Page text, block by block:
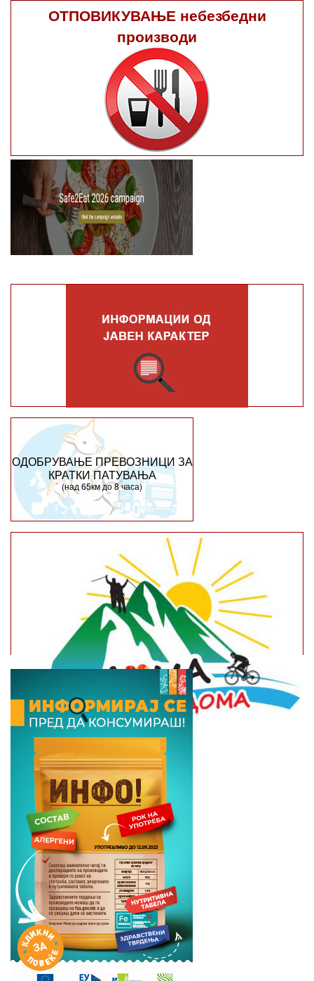
ОТПОВИКУВАЊЕ небезбедни
производи
ОДОБРУВАЊЕ ПРЕВОЗНИЦИ ЗА
КРАТКИ ПАТУВАЊА
(над 65км до 8 часа)